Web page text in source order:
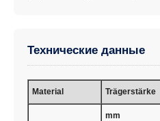
Технические данные
Material Trägerstärke
mm